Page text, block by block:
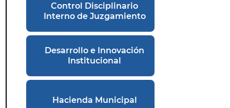
Control Disciplinario
Interno de Juzgamiento
Desarrollo e Innovación
Institucional
Hacienda Municipal